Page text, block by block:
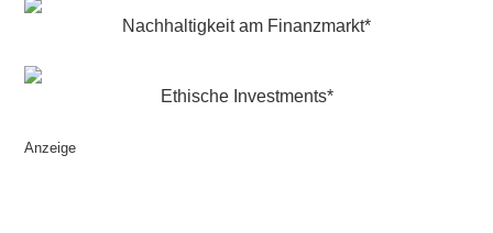
Nachhaltigkeit am Finanzmarkt*
Ethische Investments*
Anzeige